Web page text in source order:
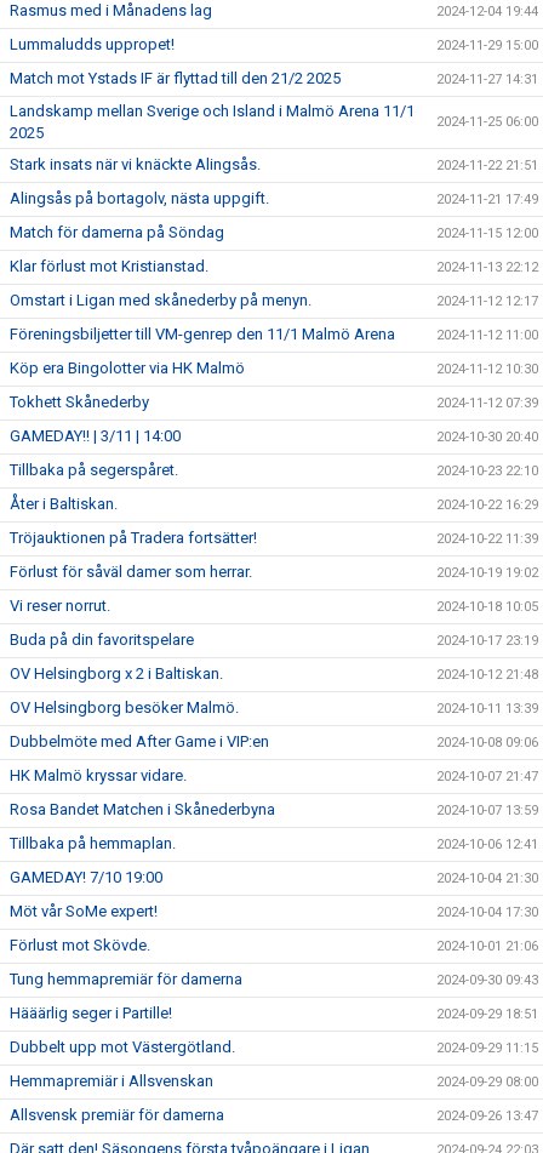
Rasmus med i Månadens lag 2024-12-04 19:44
Lummaludds uppropet! 2024-11-29 15:00
Match mot Ystads IF är flyttad till den 21/2 2025 2024-11-27 14:31
Landskamp mellan Sverige och Island i Malmö Arena 11/1
2025
2024-11-25 06:00
Stark insats när vi knäckte Alingsås. 2024-11-22 21:51
Alingsås på bortagolv, nästa uppgift. 2024-11-21 17:49
Match för damerna på Söndag 2024-11-15 12:00
Klar förlust mot Kristianstad. 2024-11-13 22:12
Omstart i Ligan med skånederby på menyn. 2024-11-12 12:17
Föreningsbiljetter till VM-genrep den 11/1 Malmö Arena 2024-11-12 11:00
Köp era Bingolotter via HK Malmö 2024-11-12 10:30
Tokhett Skånederby 2024-11-12 07:39
GAMEDAY!! | 3/11 | 14:00 2024-10-30 20:40
Tillbaka på segerspåret. 2024-10-23 22:10
Åter i Baltiskan. 2024-10-22 16:29
Tröjauktionen på Tradera fortsätter! 2024-10-22 11:39
Förlust för såväl damer som herrar. 2024-10-19 19:02
Vi reser norrut. 2024-10-18 10:05
Buda på din favoritspelare 2024-10-17 23:19
OV Helsingborg x 2 i Baltiskan. 2024-10-12 21:48
OV Helsingborg besöker Malmö. 2024-10-11 13:39
Dubbelmöte med After Game i VIP:en 2024-10-08 09:06
HK Malmö kryssar vidare. 2024-10-07 21:47
Rosa Bandet Matchen i Skånederbyna 2024-10-07 13:59
Tillbaka på hemmaplan. 2024-10-06 12:41
GAMEDAY! 7/10 19:00 2024-10-04 21:30
Möt vår SoMe expert! 2024-10-04 17:30
Förlust mot Skövde. 2024-10-01 21:06
Tung hemmapremiär för damerna 2024-09-30 09:43
Hääärlig seger i Partille! 2024-09-29 18:51
Dubbelt upp mot Västergötland. 2024-09-29 11:15
Hemmapremiär i Allsvenskan 2024-09-29 08:00
Allsvensk premiär för damerna 2024-09-26 13:47
Där satt den! Säsongens första tvåpoängare i Ligan.